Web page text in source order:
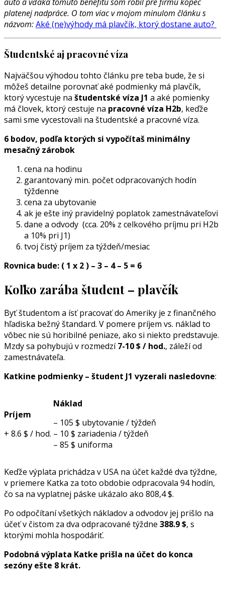
platenej nadpráce. O tom viac v mojom minulom článku s
názvom:Aké (ne)výhody má plavčík, ktorý dostane auto?
Študentské aj pracovné víza
Najväčšou výhodou tohto článku pre teba bude, že si
môžeš detailne porovnať aké podmienky má plavčík,
ktorý vycestuje na študentské víza J1 a aké pomienky
má človek, ktorý cestuje na pracovné víza H2b, keďže
sami sme vycestovali na študentské a pracovné víza.
6 bodov, podľa ktorých si vypočítaš minimálny
mesačný zárobok
cena na hodinu
garantovaný min. počet odpracovaných hodín
týždenne
cena za ubytovanie
ak je ešte iný pravidelný poplatok zamestnávateľovi
dane a odvody (cca. 20% z celkového príjmu pri H2b
a 10% pri J1)
tvoj čistý príjem za týždeň/mesiac
Rovnica bude: ( 1 x 2 ) – 3 – 4 – 5 = 6
Koľko zarába študent – plavčík
Byť študentom a ísť pracovať do Ameriky je z finančného
hľadiska bežný štandard. V pomere príjem vs. náklad to
vôbec nie sú horibilné peniaze, ako si niekto predstavuje.
Mzdy sa pohybujú v rozmedzí7-10 $ / hod., záleží od
zamestnávateľa.
Katkine podmienky – študent J1 vyzerali nasledovne:
Príjem
+ 8.6 $ / hod.
Náklad
– 105 $ ubytovanie / týždeň
– 10 $ zariadenia / týždeň
– 85 $ uniforma
Keďže výplata prichádza v USA na účet každé dva týždne,
v priemere Katka za toto obdobie odpracovala 94 hodín,
čo sa na vyplatnej páske ukázalo ako 808,4 $.
Po odpočítaní všetkých nákladov a odvodov jej prišlo na
účeť v čistom za dva odpracované týždne 388.9 $, s
ktorými mohla hospodáriť.
Podobná výplata Katke prišla na účet do konca
sezóny ešte 8 krát.